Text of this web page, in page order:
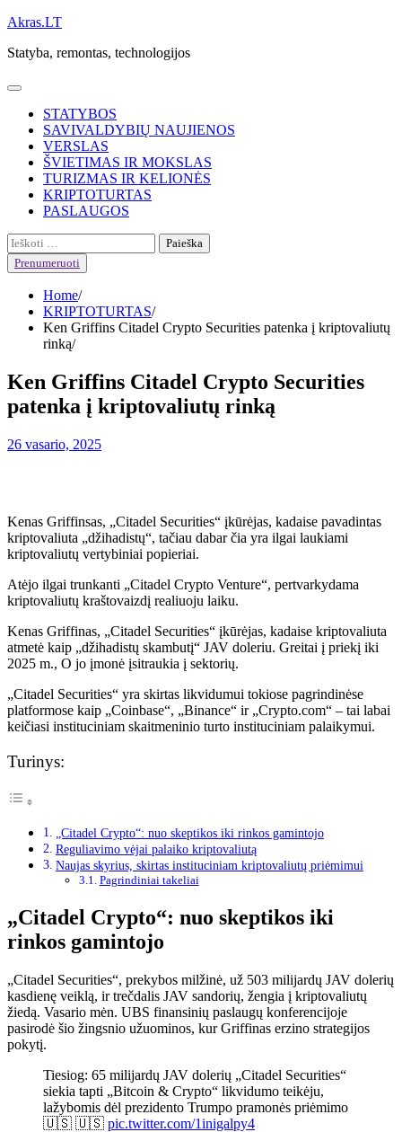
Skip
content
Akras.LT
Statyba, remontas, technologijos
STATYBOS
SAVIVALDYBIŲ NAUJIENOS
VERSLAS
ŠVIETIMAS IR MOKSLAS
TURIZMAS IR KELIONĖS
KRIPTOTURTAS
PASLAUGOS
Ieškoti:
Prenumeruoti
Home
KRIPTOTURTAS
Ken Griffins Citadel Crypto Securities patenka į kriptovaliutų
rinką
Ken Griffins Citadel Crypto Securities
patenka į kriptovaliutų rinką
26 vasario, 2025
Kenas Griffinsas, „Citadel Securities“ įkūrėjas, kadaise pavadintas
kriptovaliuta „džihadistų“, tačiau dabar čia yra ilgai laukiami
kriptovaliutų vertybiniai popieriai.
Atėjo ilgai trunkanti „Citadel Crypto Venture“, pertvarkydama
kriptovaliutų kraštovaizdį realiuoju laiku.
Kenas Griffinas, „Citadel Securities“ įkūrėjas, kadaise kriptovaliuta
atmetė kaip „džihadistų skambutį“ JAV doleriu. Greitai į priekį iki
2025 m., O jo įmonė įsitraukia į sektorių.
„Citadel Securities“ yra skirtas likvidumui tokiose pagrindinėse
platformose kaip „Coinbase“, „Binance“ ir „Crypto.com“ – tai labai
keičiasi instituciniam skaitmeninio turto instituciniam palaikymui.
Turinys:
„Citadel Crypto“: nuo skeptikos iki rinkos gamintojo
Reguliavimo vėjai palaiko kriptovaliutą
Naujas skyrius, skirtas instituciniam kriptovaliutų priėmimui
Pagrindiniai takeliai
„Citadel Crypto“: nuo skeptikos iki
rinkos gamintojo
„Citadel Securities“, prekybos milžinė, už 503 milijardų JAV dolerių
kasdienę veiklą, ir trečdalis JAV sandorių, žengia į kriptovaliutų
žiedą. Vasario mėn. UBS finansinių paslaugų konferencijoje
pasirodė šio žingsnio užuominos, kur Griffinas erzino strategijos
pokytį.
Tiesiog: 65 milijardų JAV dolerių „Citadel Securities“
siekia tapti „Bitcoin & Crypto“ likvidumo teikėju,
lažybomis dėl prezidento Trumpo pramonės priėmimo
🇺🇸 🇺🇸 pic.twitter.com/1inigalpy4